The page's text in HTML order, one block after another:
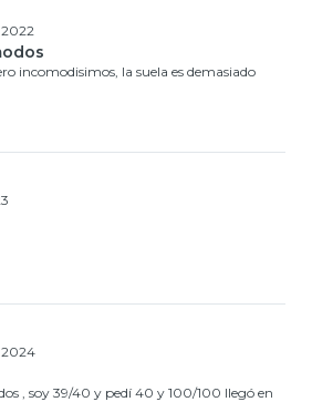
incomodisimos, la suela es demasiado
2024
, soy 39/40 y pedí 40 y 100/100 llegó en